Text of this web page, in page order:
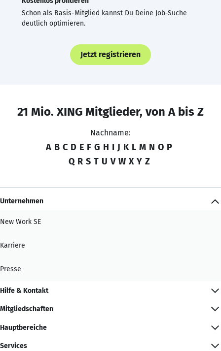
Schon als Basis-Mitglied kannst Du Deine Job-Suche
deutlich optimieren.
Jetzt registrieren
21 Mio. XING Mitglieder, von A bis Z
Nachname:
A B C D E F G H I J K L M N O P
Q R S T U V W X Y Z
Unternehmen
New Work SE
Karriere
Presse
Hilfe & Kontakt
Mitgliedschaften
Hauptbereiche
Services